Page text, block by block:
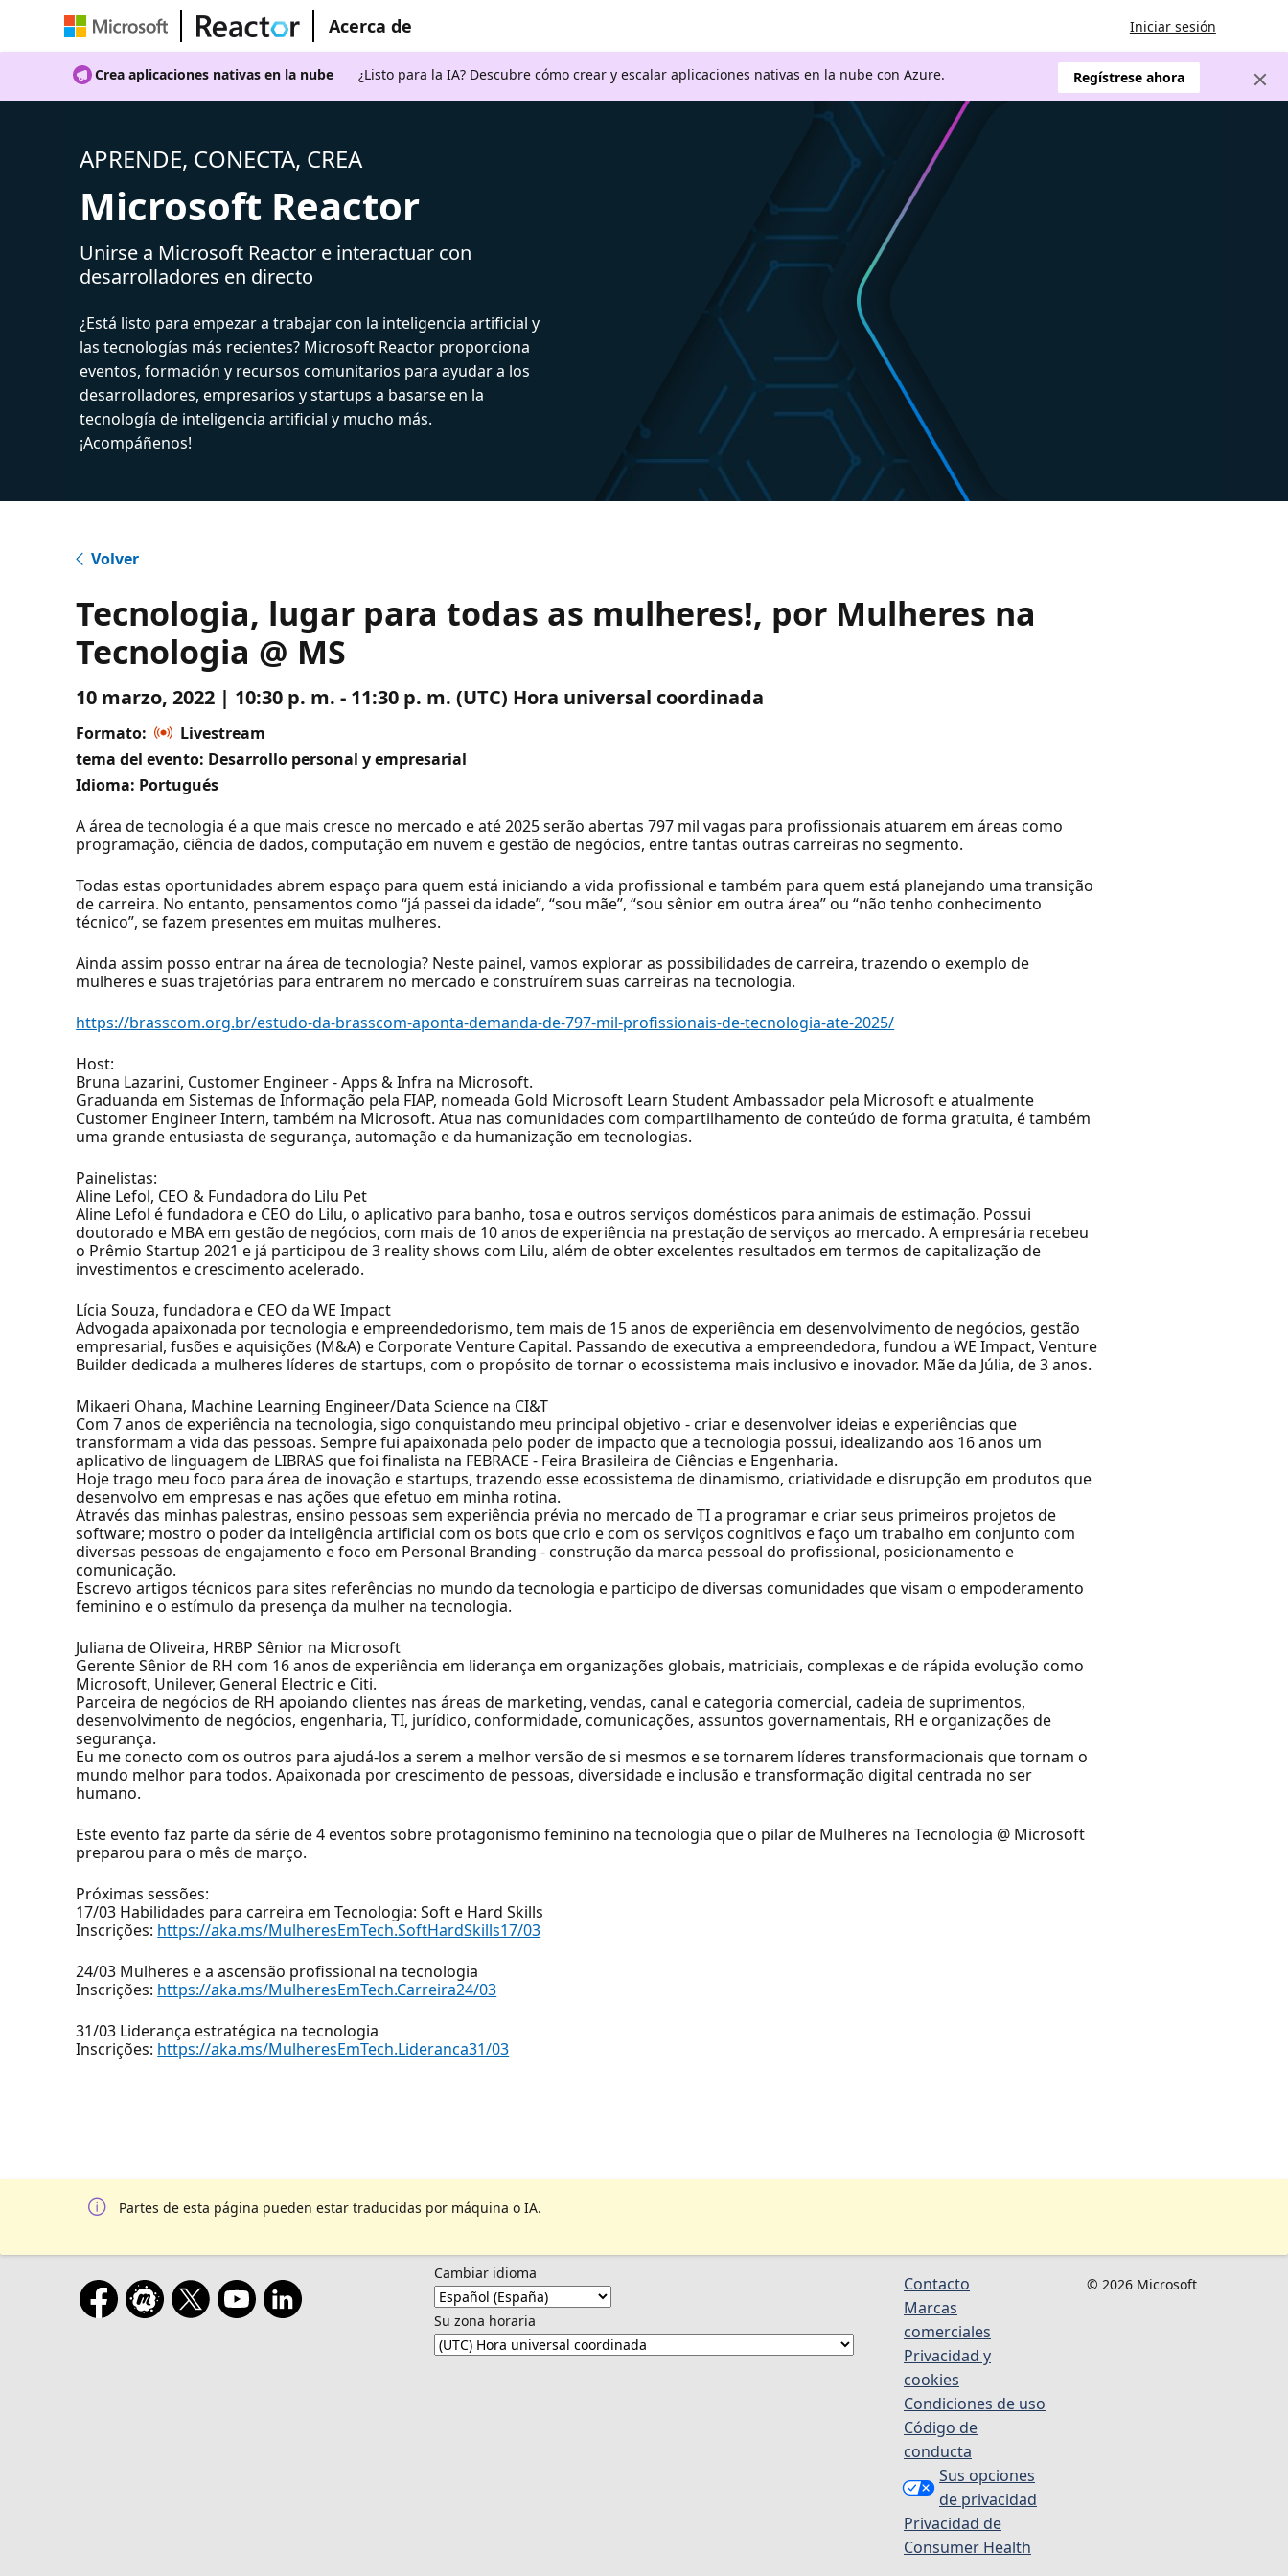
Acerca de Iniciar sesión
Crea aplicaciones nativas en la nube ¿Listo para la IA? Descubre cómo crear y escalar aplicaciones nativas en la nube con Azure. Regístrese ahora
APRENDE, CONECTA, CREA
Microsoft Reactor
Unirse a Microsoft Reactor e interactuar con
desarrolladores en directo
¿Está listo para empezar a trabajar con la inteligencia artificial y
las tecnologías más recientes? Microsoft Reactor proporciona
eventos, formación y recursos comunitarios para ayudar a los
desarrolladores, empresarios y startups a basarse en la
tecnología de inteligencia artificial y mucho más.
¡Acompáñenos!
Volver
Tecnologia, lugar para todas as mulheres!, por Mulheres na
Tecnologia @ MS
10 marzo, 2022 | 10:30 p. m. - 11:30 p. m. (UTC) Hora universal coordinada
Formato:
Livestream
tema del evento: Desarrollo personal y empresarial
Idioma: Portugués
A área de tecnologia é a que mais cresce no mercado e até 2025 serão abertas 797 mil vagas para profissionais atuarem em áreas como
programação, ciência de dados, computação em nuvem e gestão de negócios, entre tantas outras carreiras no segmento.
Todas estas oportunidades abrem espaço para quem está iniciando a vida profissional e também para quem está planejando uma transição
de carreira. No entanto, pensamentos como “já passei da idade”, “sou mãe”, “sou sênior em outra área” ou “não tenho conhecimento
técnico”, se fazem presentes em muitas mulheres.
Ainda assim posso entrar na área de tecnologia? Neste painel, vamos explorar as possibilidades de carreira, trazendo o exemplo de
mulheres e suas trajetórias para entrarem no mercado e construírem suas carreiras na tecnologia.
https://brasscom.org.br/estudo-da-brasscom-aponta-demanda-de-797-mil-profissionais-de-tecnologia-ate-2025/
Host:
Bruna Lazarini, Customer Engineer - Apps & Infra na Microsoft.
Graduanda em Sistemas de Informação pela FIAP, nomeada Gold Microsoft Learn Student Ambassador pela Microsoft e atualmente
Customer Engineer Intern, também na Microsoft. Atua nas comunidades com compartilhamento de conteúdo de forma gratuita, é também
uma grande entusiasta de segurança, automação e da humanização em tecnologias.
Painelistas:
Aline Lefol, CEO & Fundadora do Lilu Pet
Aline Lefol é fundadora e CEO do Lilu, o aplicativo para banho, tosa e outros serviços domésticos para animais de estimação. Possui
doutorado e MBA em gestão de negócios, com mais de 10 anos de experiência na prestação de serviços ao mercado. A empresária recebeu
o Prêmio Startup 2021 e já participou de 3 reality shows com Lilu, além de obter excelentes resultados em termos de capitalização de
investimentos e crescimento acelerado.
Lícia Souza, fundadora e CEO da WE Impact
Advogada apaixonada por tecnologia e empreendedorismo, tem mais de 15 anos de experiência em desenvolvimento de negócios, gestão
empresarial, fusões e aquisições (M&A) e Corporate Venture Capital. Passando de executiva a empreendedora, fundou a WE Impact, Venture
Builder dedicada a mulheres líderes de startups, com o propósito de tornar o ecossistema mais inclusivo e inovador. Mãe da Júlia, de 3 anos.
Mikaeri Ohana, Machine Learning Engineer/Data Science na CI&T
Com 7 anos de experiência na tecnologia, sigo conquistando meu principal objetivo - criar e desenvolver ideias e experiências que
transformam a vida das pessoas. Sempre fui apaixonada pelo poder de impacto que a tecnologia possui, idealizando aos 16 anos um
aplicativo de linguagem de LIBRAS que foi finalista na FEBRACE - Feira Brasileira de Ciências e Engenharia.
Hoje trago meu foco para área de inovação e startups, trazendo esse ecossistema de dinamismo, criatividade e disrupção em produtos que
desenvolvo em empresas e nas ações que efetuo em minha rotina.
Através das minhas palestras, ensino pessoas sem experiência prévia no mercado de TI a programar e criar seus primeiros projetos de
software; mostro o poder da inteligência artificial com os bots que crio e com os serviços cognitivos e faço um trabalho em conjunto com
diversas pessoas de engajamento e foco em Personal Branding - construção da marca pessoal do profissional, posicionamento e
comunicação.
Escrevo artigos técnicos para sites referências no mundo da tecnologia e participo de diversas comunidades que visam o empoderamento
feminino e o estímulo da presença da mulher na tecnologia.
Juliana de Oliveira, HRBP Sênior na Microsoft
Gerente Sênior de RH com 16 anos de experiência em liderança em organizações globais, matriciais, complexas e de rápida evolução como
Microsoft, Unilever, General Electric e Citi.
Parceira de negócios de RH apoiando clientes nas áreas de marketing, vendas, canal e categoria comercial, cadeia de suprimentos,
desenvolvimento de negócios, engenharia, TI, jurídico, conformidade, comunicações, assuntos governamentais, RH e organizações de
segurança.
Eu me conecto com os outros para ajudá-los a serem a melhor versão de si mesmos e se tornarem líderes transformacionais que tornam o
mundo melhor para todos. Apaixonada por crescimento de pessoas, diversidade e inclusão e transformação digital centrada no ser
humano.
Este evento faz parte da série de 4 eventos sobre protagonismo feminino na tecnologia que o pilar de Mulheres na Tecnologia @ Microsoft
preparou para o mês de março.
Próximas sessões:
17/03 Habilidades para carreira em Tecnologia: Soft e Hard Skills
Inscrições: https://aka.ms/MulheresEmTech.SoftHardSkills17/03
24/03 Mulheres e a ascensão profissional na tecnologia
Inscrições: https://aka.ms/MulheresEmTech.Carreira24/03
31/03 Liderança estratégica na tecnologia
Inscrições: https://aka.ms/MulheresEmTech.Lideranca31/03
Partes de esta página pueden estar traducidas por máquina o IA.
Cambiar idioma
Su zona horaria
Contacto
Marcas
comerciales
Privacidad y
cookies
Condiciones de uso
Código de
conducta
Sus opciones
de privacidad
Privacidad de
Consumer Health
© 2026 Microsoft